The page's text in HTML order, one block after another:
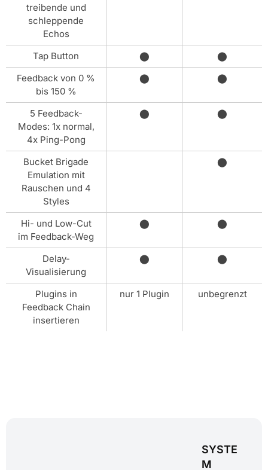
treibende und
schleppende
Echos
Tap Button ⬤
⬤
Feedback von 0 %
bis 150 %
⬤ ⬤
5 Feedback-
Modes: 1x normal,
4x Ping-Pong
⬤ ⬤
Bucket Brigade
Emulation mit
Rauschen und 4
Styles
⬤
Hi- und Low-Cut
im Feedback-Weg
⬤ ⬤
Delay-
Visualisierung
⬤ ⬤
Plugins in
Feedback Chain
insertieren
nur 1 Plugin unbegrenzt
SYSTE
M